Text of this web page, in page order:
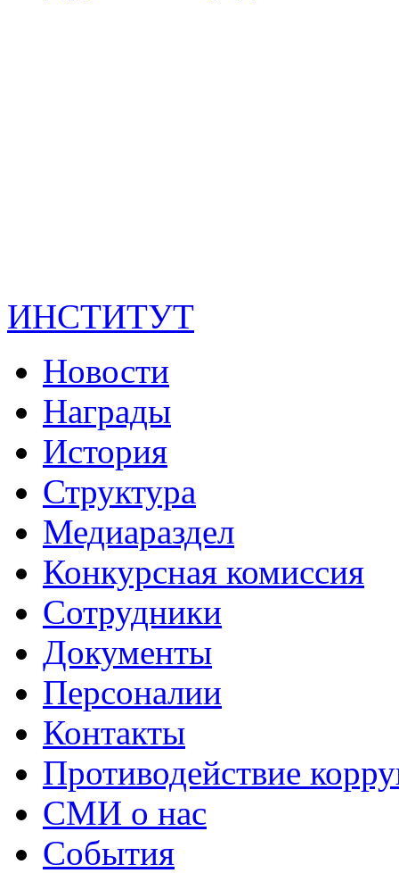
ИНСТИТУТ
Новости
Награды
История
Структура
Медиараздел
Конкурсная комиссия
Сотрудники
Документы
Персоналии
Контакты
Противодействие
СМИ о нас
События